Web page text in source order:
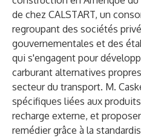
de chez CALSTART, un
regroupant des sociétés
gouvernementales et des
qui s'engagent pour
carburant alternatives
secteur du transport. M.
spécifiques liées aux
recharge externe, et
remédier grâce à la